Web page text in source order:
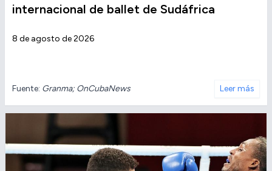
internacional de ballet de Sudáfrica
8 de agosto de 2026
Fuente: Granma; OnCubaNews Leer más